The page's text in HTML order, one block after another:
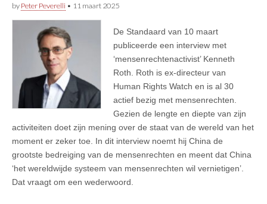
by Peter Peverelli • 11 maart 2025
De Standaard van 10 maart
publiceerde een interview met
‘mensenrechtenactivist’ Kenneth
Roth. Roth is ex-directeur van
Human Rights Watch en is al 30
actief bezig met mensenrechten.
Gezien de lengte en diepte van zijn
activiteiten doet zijn mening over de staat van de wereld van het
moment er zeker toe. In dit interview noemt hij China de
grootste bedreiging van de mensenrechten en meent dat China
‘het wereldwijde systeem van mensenrechten wil vernietigen’.
Dat vraagt om een wederwoord.